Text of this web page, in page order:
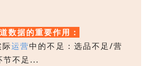
数据的重要作用：
运营中的不足：选品不足/营
节不足...